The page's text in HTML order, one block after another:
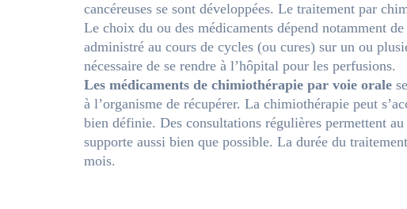
cancéreuses se sont développées. Le traitement par
Le choix du ou des médicaments dépend notamment
administré au cours de cycles (ou cures) sur un ou
nécessaire de se rendre à l’hôpital pour les perfusions.
Les médicaments de chimiothérapie par voie orale
à l’organisme de récupérer. La chimiothérapie peut
bien définie. Des consultations régulières permettent
supporte aussi bien que possible. La durée du
mois.